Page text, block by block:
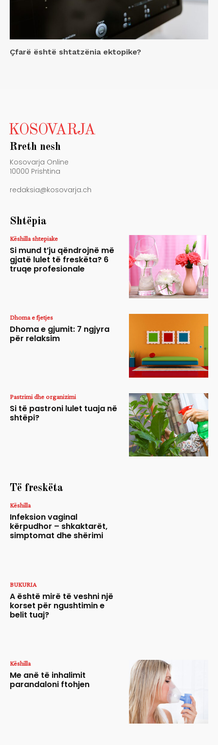
Çfarë është shtatzënia ektopike?
KOSOVARJA
Rreth nesh
Kosovarja Online
10000 Prishtina
redaksia@kosovarja.ch
Shtëpia
Këshilla shtepiake
Si mund t’ju qëndrojnë më
gjatë lulet të freskëta? 6
truqe profesionale
Dhoma e fjetjes
Dhoma e gjumit: 7 ngjyra
për relaksim
Pastrimi dhe organizimi
Si të pastroni lulet tuaja në
shtëpi?
Të freskëta
Këshilla
Infeksion vaginal
kërpudhor – shkaktarët,
simptomat dhe shërimi
BUKURIA
A është mirë të veshni një
korset për ngushtimin e
belit tuaj?
Këshilla
Me anë të inhalimit
parandaloni ftohjen